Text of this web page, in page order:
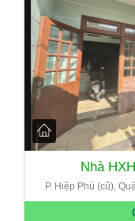
Nhà
P. Hiệp Phú (cũ),